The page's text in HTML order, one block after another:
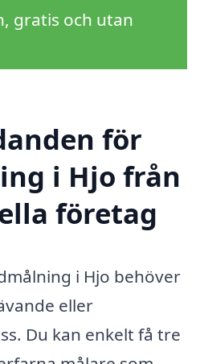
gratis och utan
för
i Hjo från
företag
i Hjo behöver
eller
Du kan enkelt få tre